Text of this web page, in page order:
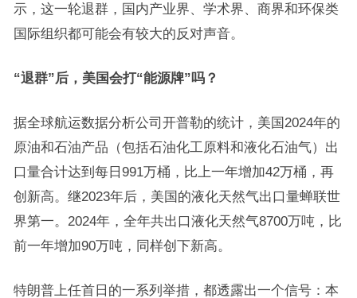
示，这一轮退群，国内产业界、学术界、商界和环保类
国际组织都可能会有较大的反对声音。
“退群”后，美国会打“能源牌”吗？
据全球航运数据分析公司开普勒的统计，美国2024年的
原油和石油产品（包括石油化工原料和液化石油气）出
口量合计达到每日991万桶，比上一年增加42万桶，再
创新高。继2023年后，美国的液化天然气出口量蝉联世
界第一。2024年，全年共出口液化天然气8700万吨，比
前一年增加90万吨，同样创下新高。
特朗普上任首日的一系列举措，都透露出一个信号：本